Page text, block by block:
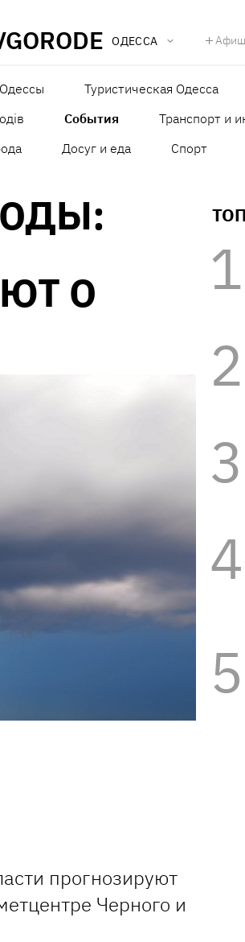
ОДЕССА
Туристическая Одесса
События
Транспорт и
Досуг и еда Спорт
О
прогнозируют
Черного и